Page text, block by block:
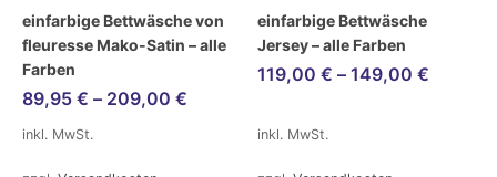
einfarbige Bettwäsche von
fleuresse Mako-Satin – alle
Farben
89,95 € – 209,00 €
inkl. MwSt.
einfarbige Bettwäsche
Jersey – alle Farben
119,00 € – 149,00 €
inkl. MwSt.